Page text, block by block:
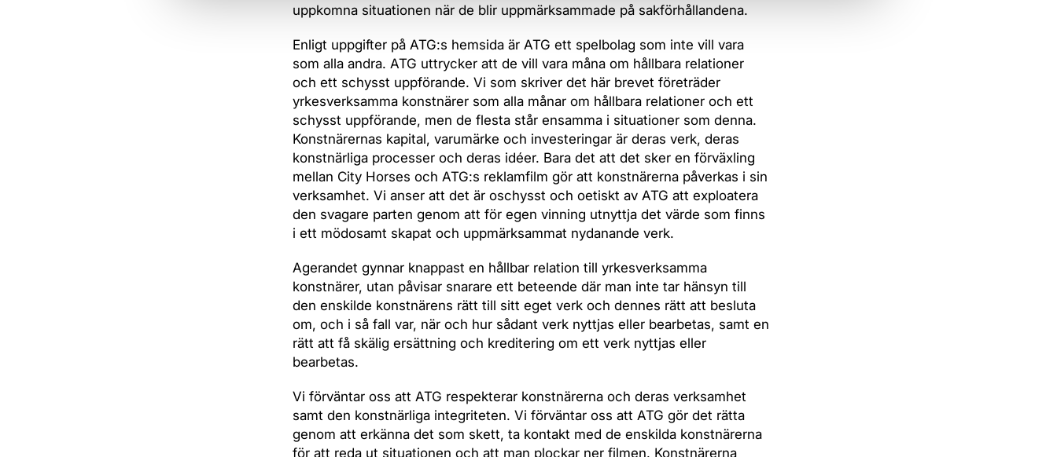
uppkomna situationen när de blir uppmärksammade på sakförhållandena.
Enligt uppgifter på ATG:s hemsida är ATG ett spelbolag som inte vill vara
som alla andra. ATG uttrycker att de vill vara måna om hållbara relationer
och ett schysst uppförande. Vi som skriver det här brevet företräder
yrkesverksamma konstnärer som alla månar om hållbara relationer och ett
schysst uppförande, men de flesta står ensamma i situationer som denna.
Konstnärernas kapital, varumärke och investeringar är deras verk, deras
konstnärliga processer och deras idéer. Bara det att det sker en förväxling
mellan City Horses och ATG:s reklamfilm gör att konstnärerna påverkas i sin
verksamhet. Vi anser att det är oschysst och oetiskt av ATG att exploatera
den svagare parten genom att för egen vinning utnyttja det värde som finns
i ett mödosamt skapat och uppmärksammat nydanande verk.
Agerandet gynnar knappast en hållbar relation till yrkesverksamma
konstnärer, utan påvisar snarare ett beteende där man inte tar hänsyn till
den enskilde konstnärens rätt till sitt eget verk och dennes rätt att besluta
om, och i så fall var, när och hur sådant verk nyttjas eller bearbetas, samt en
rätt att få skälig ersättning och kreditering om ett verk nyttjas eller
bearbetas.
Vi förväntar oss att ATG respekterar konstnärerna och deras verksamhet
samt den konstnärliga integriteten. Vi förväntar oss att ATG gör det rätta
genom att erkänna det som skett, ta kontakt med de enskilda konstnärerna
för att reda ut situationen och att man plockar ner filmen. Konstnärerna